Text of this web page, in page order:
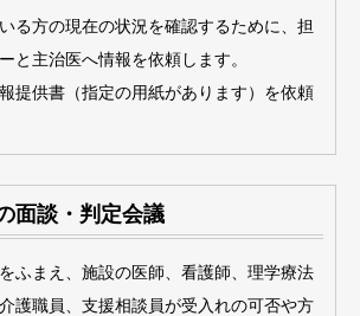
る方の現在の状況を確認するために、担
と主治医へ情報を依頼します。
提供書（指定の用紙があります）を依頼
面談・判定会議
ふまえ、施設の医師、看護師、理学療法
護職員、支援相談員が受入れの可否や方